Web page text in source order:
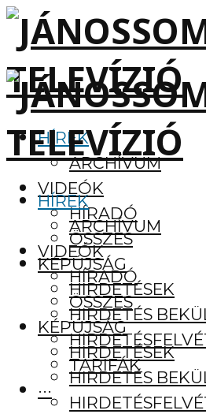
HÍREK
ARCHÍVUM
VIDEÓK
HÍRADÓ
ÖSSZES
KÉPÚJSÁG
HIRDETÉSEK
HIRDETÉS
TARIFÁK
···
HÍREK
ARCHÍVUM
VIDEÓK
HÍRADÓ
ÖSSZES
KÉPÚJSÁG
HIRDETÉSEK
HIRDETÉS